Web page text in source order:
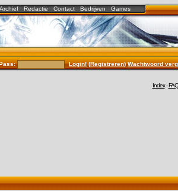
Redactie Contact Bedrijven Games
Login!(Registreren)Wachtwoord
Index-FAQ